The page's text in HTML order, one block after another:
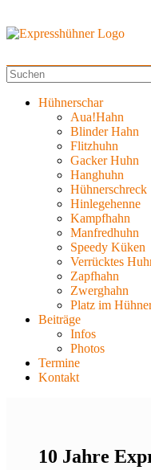
Hühnerschar
Aua!Hahn
Blinder Hahn
Flitzhuhn
Gacker Huhn
Hanghuhn
Hühnerschreck
Hinlegehenne
Kampfhahn
Manfredhuhn
Speedy Küken
Verrücktes
Zapfhahn
Zwerghahn
Platz im
Beiträge
Infos
Photos
Termine
Kontakt
10 Jahre